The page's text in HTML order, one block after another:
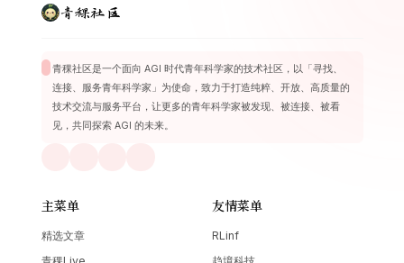
青稞社区
青稞社区是一个面向 AGI 时代青年科学家的技术社区，以「寻找、
连接、服务青年科学家」为使命，致力于打造纯粹、开放、高质量的
技术交流与服务平台，让更多的青年科学家被发现、被连接、被看
见，共同探索 AGI 的未来。
主菜单
精选文章
友情菜单
RLinf